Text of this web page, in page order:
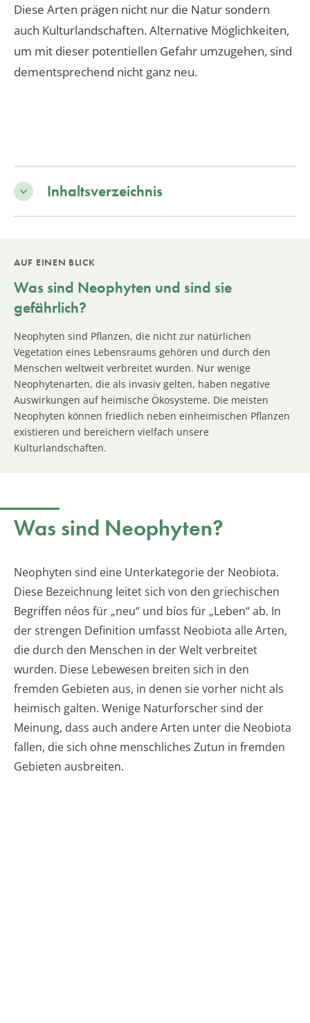
Diese Arten prägen nicht nur die Natur sondern
auch Kulturlandschaften. Alternative Möglichkeiten,
um mit dieser potentiellen Gefahr umzugehen, sind
dementsprechend nicht ganz neu.
Inhaltsverzeichnis
AUF EINEN BLICK
Was sind Neophyten und sind sie
gefährlich?
Neophyten sind Pflanzen, die nicht zur natürlichen
Vegetation eines Lebensraums gehören und durch den
Menschen weltweit verbreitet wurden. Nur wenige
Neophytenarten, die als invasiv gelten, haben negative
Auswirkungen auf heimische Ökosysteme. Die meisten
Neophyten können friedlich neben einheimischen Pflanzen
existieren und bereichern vielfach unsere
Kulturlandschaften.
Was sind Neophyten?
Neophyten sind eine Unterkategorie der Neobiota.
Diese Bezeichnung leitet sich von den griechischen
Begriffen néos für „neu“ und bíos für „Leben“ ab. In
der strengen Definition umfasst Neobiota alle Arten,
die durch den Menschen in der Welt verbreitet
wurden. Diese Lebewesen breiten sich in den
fremden Gebieten aus, in denen sie vorher nicht als
heimisch galten. Wenige Naturforscher sind der
Meinung, dass auch andere Arten unter die Neobiota
fallen, die sich ohne menschliches Zutun in fremden
Gebieten ausbreiten.